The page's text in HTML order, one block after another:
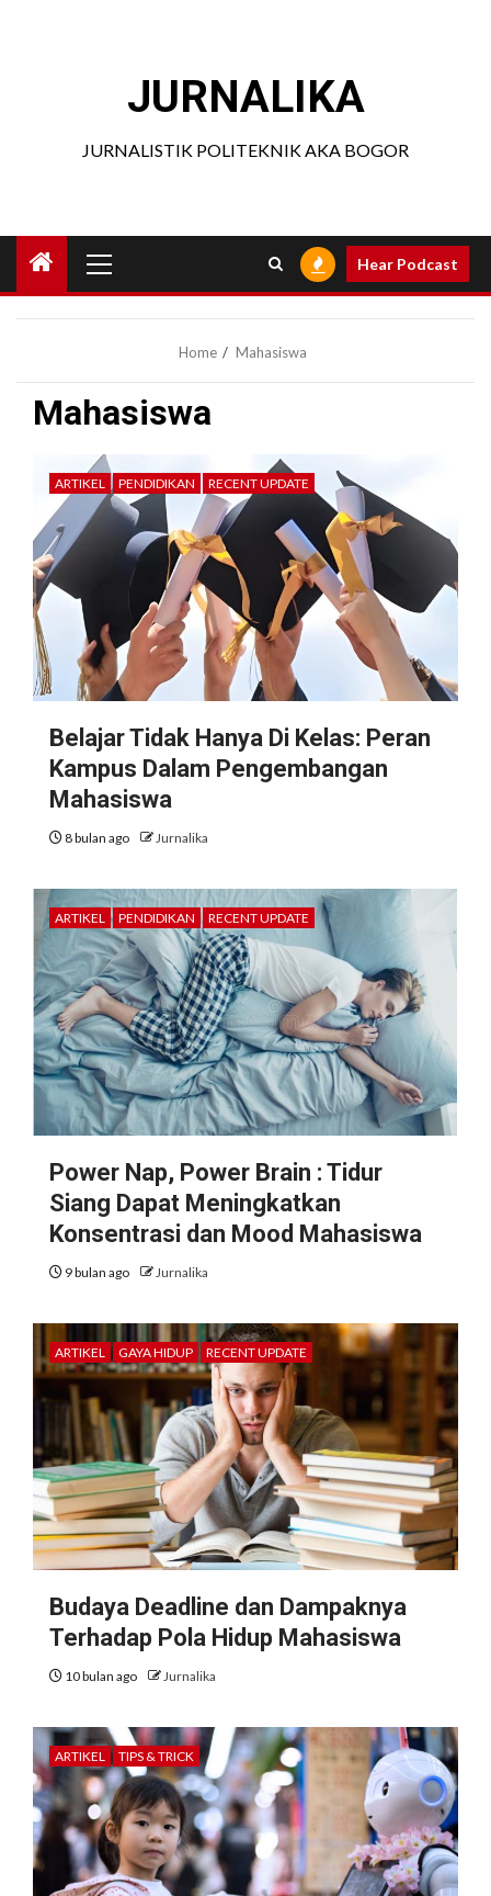
JURNALIKA
JURNALISTIK POLITEKNIK AKA BOGOR
Menu
Hear Podcast
Home Mahasiswa
Mahasiswa
ARTIKEL PENDIDIKAN RECENT UPDATE
Belajar Tidak Hanya Di Kelas: Peran
Kampus Dalam Pengembangan
Mahasiswa
8 bulan ago Jurnalika
ARTIKEL PENDIDIKAN RECENT UPDATE
Power Nap, Power Brain : Tidur
Siang Dapat Meningkatkan
Konsentrasi dan Mood Mahasiswa
9 bulan ago Jurnalika
ARTIKEL GAYA HIDUP RECENT UPDATE
Budaya Deadline dan Dampaknya
Terhadap Pola Hidup Mahasiswa
10 bulan ago Jurnalika
ARTIKEL TIPS & TRICK